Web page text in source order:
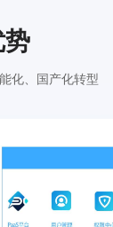
势
化、国产化转型